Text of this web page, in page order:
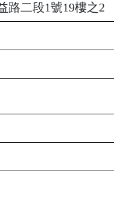
路二段1號19樓之2